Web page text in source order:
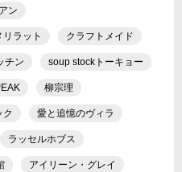
ン
リラット クラフトメイド
チン soup stockトーキョー
柳宗理
ク 愛と追憶のヴィラ
ラッセルホブス
アイリーン・グレイ